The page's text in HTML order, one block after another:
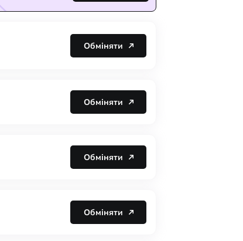
Обміняти
Обміняти
Обміняти
Обміняти